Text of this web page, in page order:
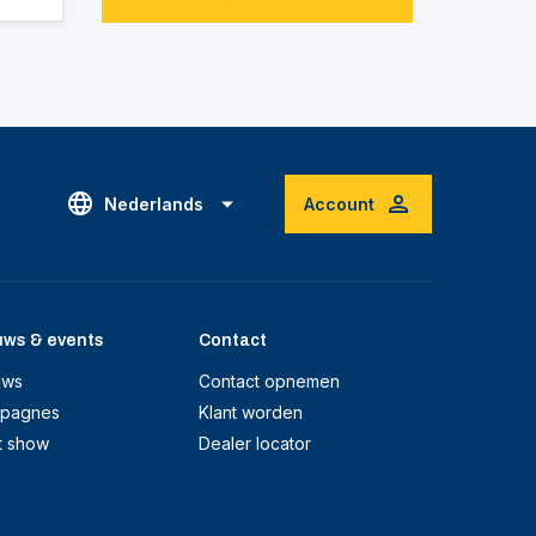
Nederlands Account
& events
show
Contact
Contact opnemen
Klant worden
Dealer locator